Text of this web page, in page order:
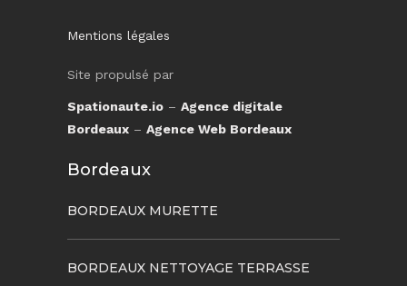
Mentions légales
Site propulsé par
Spationaute.io – Agence digitale
Bordeaux – Agence Web Bordeaux
Bordeaux
BORDEAUX MURETTE
BORDEAUX NETTOYAGE TERRASSE